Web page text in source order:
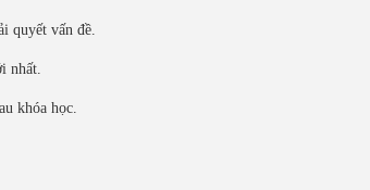
quyết vấn đề.
nhất.
khóa học.